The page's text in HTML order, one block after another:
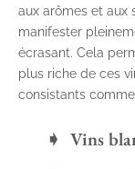
aux arômes et aux
manifester
écrasant. Cela
plus riche de ces
consistants
Vins